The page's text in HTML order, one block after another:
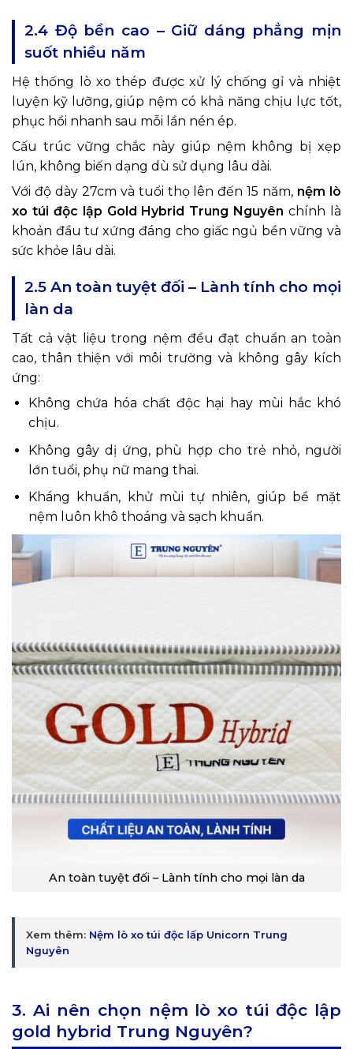
2.4 Độ bền cao – Giữ dáng phẳng mịn
suốt nhiều năm
Hệ thống lò xo thép được xử lý chống gỉ và nhiệt
luyện kỹ lưỡng, giúp nệm có khả năng chịu lực tốt,
phục hồi nhanh sau mỗi lần nén ép.
Cấu trúc vững chắc này giúp nệm không bị xẹp
lún, không biến dạng dù sử dụng lâu dài.
Với độ dày 27cm và tuổi thọ lên đến 15 năm, nệm lò
xo túi độc lập Gold Hybrid Trung Nguyên chính là
khoản đầu tư xứng đáng cho giấc ngủ bền vững và
sức khỏe lâu dài.
2.5 An toàn tuyệt đối – Lành tính cho mọi
làn da
Tất cả vật liệu trong nệm đều đạt chuẩn an toàn
cao, thân thiện với môi trường và không gây kích
ứng:
Không chứa hóa chất độc hại hay mùi hắc khó
chịu.
Không gây dị ứng, phù hợp cho trẻ nhỏ, người
lớn tuổi, phụ nữ mang thai.
Kháng khuẩn, khử mùi tự nhiên, giúp bề mặt
nệm luôn khô thoáng và sạch khuẩn.
An toàn tuyệt đối – Lành tính cho mọi làn da
Xem thêm: Nệm lò xo túi độc lấp Unicorn Trung
Nguyên
3. Ai nên chọn nệm lò xo túi độc lập
gold hybrid Trung Nguyên?